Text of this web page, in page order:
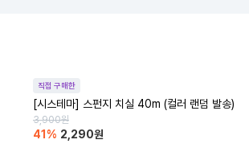
직접 구매한
[시스테마] 스펀지 치실 40m (컬러 랜덤 발송)
3,900원
41 % 2,290원